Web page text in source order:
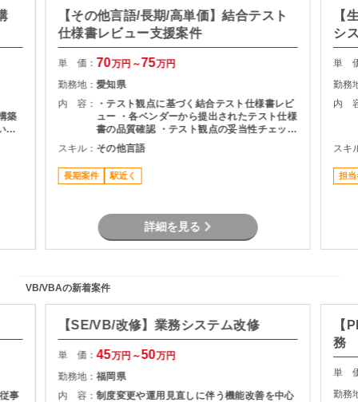
築
た
【その他言語/長期/高単価】結合テスト
仕様書レビュー支援案件
単 価： 70万円～75万円
勤務地：愛知県
内 容：
・テスト観点に基づく結合テスト仕様書レビ
ュー ・各ベンダーから提出されたテスト仕様
書の品質確認 ・テスト観点の妥当性チェック
・指摘事項の整理およびレビュー結果のフィ
ードバック ・プロジェクト関係者との調整・
コミュニケーション
スキル： その他言語
長期案件 駅近く
詳細を見る
【
シ
単
勤務
内
スキ
担当
VB/VBAの新着案件
事
【SE/VB/改修】業務システム改修
単 価：45万円～50万円
勤務地：福岡県
内 容：制度変更や運用見直しに伴う機能改善を中心
【
務
単
勤務